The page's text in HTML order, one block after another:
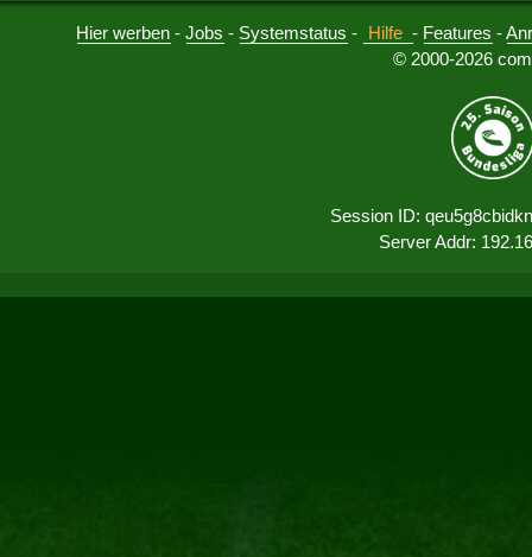
Hier werben -Jobs - Systemstatus - Hilfe - Features -
© 2000-2026
Session ID:
Server Addr: